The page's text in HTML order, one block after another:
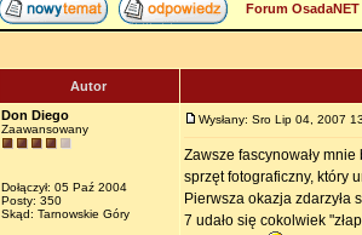
Forum
Autor
Don Diego
Zaawansowany
Dołączył: 05 Paź 2004
Posty: 350
Skąd: Tarnowskie Góry
Wysłany: Sro Lip 04, 2007
Zawsze fascynowały
sprzęt fotograficzny, który
Pierwsza okazja zdarzyła
7 udało się cokolwiek